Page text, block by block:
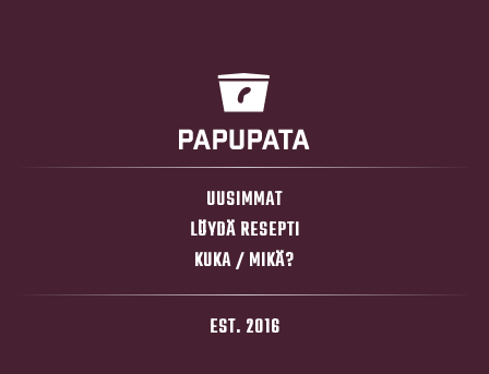
UUSIMMAT
LÖYDÄ RESEPTI
KUKA / MIKÄ?
EST. 2016